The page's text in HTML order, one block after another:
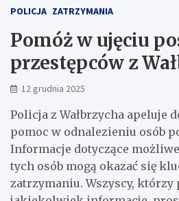
POLICJA ZATRZYMANIA
Pomóż w ujęciu
przestępców z
12 grudnia 2025
Policja z Wałbrzycha apeluje
pomoc w odnalezieniu osób
Informacje dotyczące
tych osób mogą okazać się
zatrzymaniu. Wszyscy, którzy